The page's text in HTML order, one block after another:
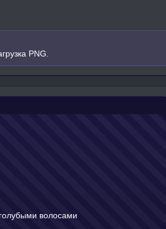
PNG.